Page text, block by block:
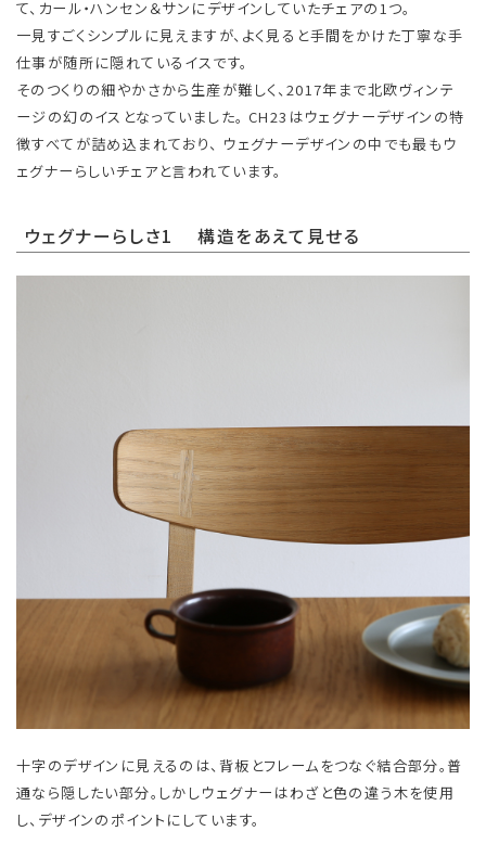
て、カール・ハンセン＆サンにデザインしていたチェアの1つ。
一見すごくシンプルに見えますが、よく見ると手間をかけた丁寧な手
仕事が随所に隠れているイスです。
そのつくりの細やかさから生産が難しく、2017年まで北欧ヴィンテ
ージの幻のイスとなっていました。 CH23はウェグナーデザインの特
徴すべてが詰め込まれており、 ウェグナーデザインの中でも最もウ
ェグナーらしいチェアと言われています。
ウェグナーらしさ1 構造をあえて見せる
十字のデザインに見えるのは、背板とフレームをつなぐ結合部分。普
通なら隠したい部分。しかしウェグナーはわざと色の違う木を使用
し、デザインのポイントにしています。